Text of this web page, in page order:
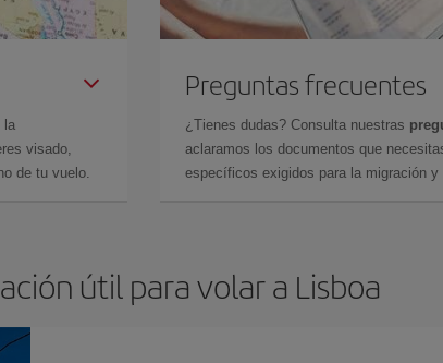
la
visado,
de tu vuelo.
Preguntas frecuentes
¿Tienes dudas? Consulta nuestras
aclaramos los documentos que
específicos exigidos para la migración y
útil para volar a Lisboa